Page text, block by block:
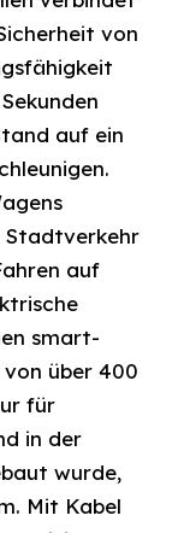
von
auf ein
Stadtverkehr
auf
smart-
über 400
für
in der
wurde,
Mit Kabel